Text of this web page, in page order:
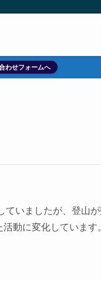
わせフォームへ
いましたが、登山
動に変化しています